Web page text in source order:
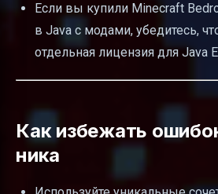
Если вы купили Minecraft
в Java с модами, убедитесь,
отдельная лицензия для Java
Как избежать
ника